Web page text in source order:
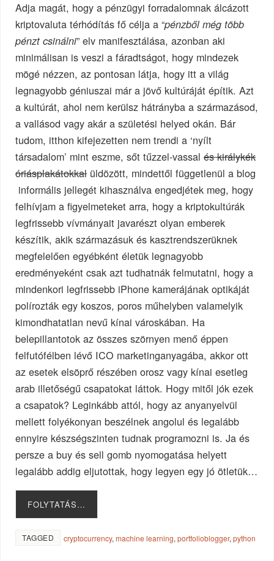
Adja magát, hogy a pénzügyi forradalomnak álcázott
kriptovaluta térhódítás fő célja a “pénzből még több
pénzt csinálni” elv manifesztálása, azonban aki
minimálisan is veszi a fáradtságot, hogy mindezek
mögé nézzen, az pontosan látja, hogy itt a világ
legnagyobb géniuszai már a jövő kultúráját építik. Azt
a kultúrát, ahol nem kerülsz hátrányba a származásod,
a vallásod vagy akár a születési helyed okán. Bár
tudom, itthon kifejezetten nem trendi a ‘nyílt
társadalom’ mint eszme, sőt tűzzel-vassalés királykék
óriásplakátokkalüldözött, mindettől függetlenül a blog
informális jellegét kihasználva engedjétek meg, hogy
felhívjam a figyelmeteket arra, hogy a kriptokultúrák
legfrissebb vívmányait javarészt olyan emberek
készítik, akik származásuk és kasztrendszerüknek
megfelelően egyébként életük legnagyobb
eredményeként csak azt tudhatnák felmutatni, hogy a
mindenkori legfrissebb iPhone kamerájának optikáját
polírozták egy koszos, poros műhelyben valamelyik
kimondhatatlan nevű kínai városkában. Ha
belepillantotok az összes szörnyen menő éppen
felfutófélben lévő ICO marketinganyagába, akkor ott
az esetek elsöprő részében orosz vagy kínai esetleg
arab illetőségű csapatokat láttok. Hogy mitől jók ezek
a csapatok? Leginkább attól, hogy az anyanyelvül
mellett folyékonyan beszélnek angolul és legalább
ennyire készségszinten tudnak programozni is. Ja és
persze a buy és sell gomb nyomogatása helyett
legalább addig eljutottak, hogy legyen egy jó ötletük…
FOLYTATÁS…
TAGGED cryptocurrency,machine learning,portfolioblogger,python